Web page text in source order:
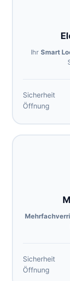
Ihr Smart
Sicherheit
Öffnung
Sicherheit
Öffnung